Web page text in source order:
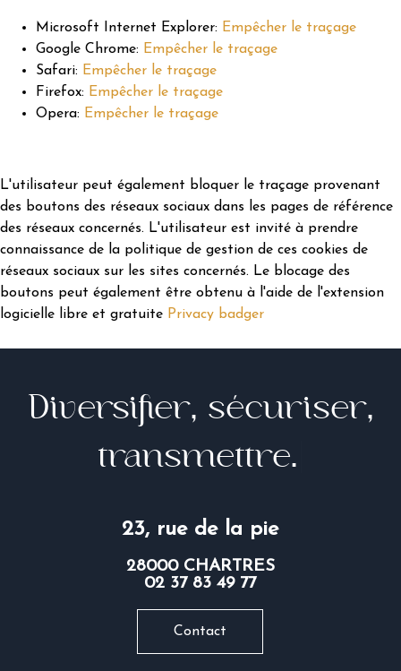
Microsoft Internet Explorer: Empêcher le traçage
Google Chrome: Empêcher le traçage
Safari: Empêcher le traçage
Firefox: Empêcher le traçage
Opera: Empêcher le traçage
L'utilisateur peut également bloquer le traçage provenant
des boutons des réseaux sociaux dans les pages de référence
des réseaux concernés. L'utilisateur est invité à prendre
connaissance de la politique de gestion de ces cookies de
réseaux sociaux sur les sites concernés. Le blocage des
boutons peut également être obtenu à l'aide de l'extension
logicielle libre et gratuite Privacy badger
Diversifer, sécuriser,
transmettre.
23, rue de la pie
28000 CHARTRES
02 37 83 49 77
Contact